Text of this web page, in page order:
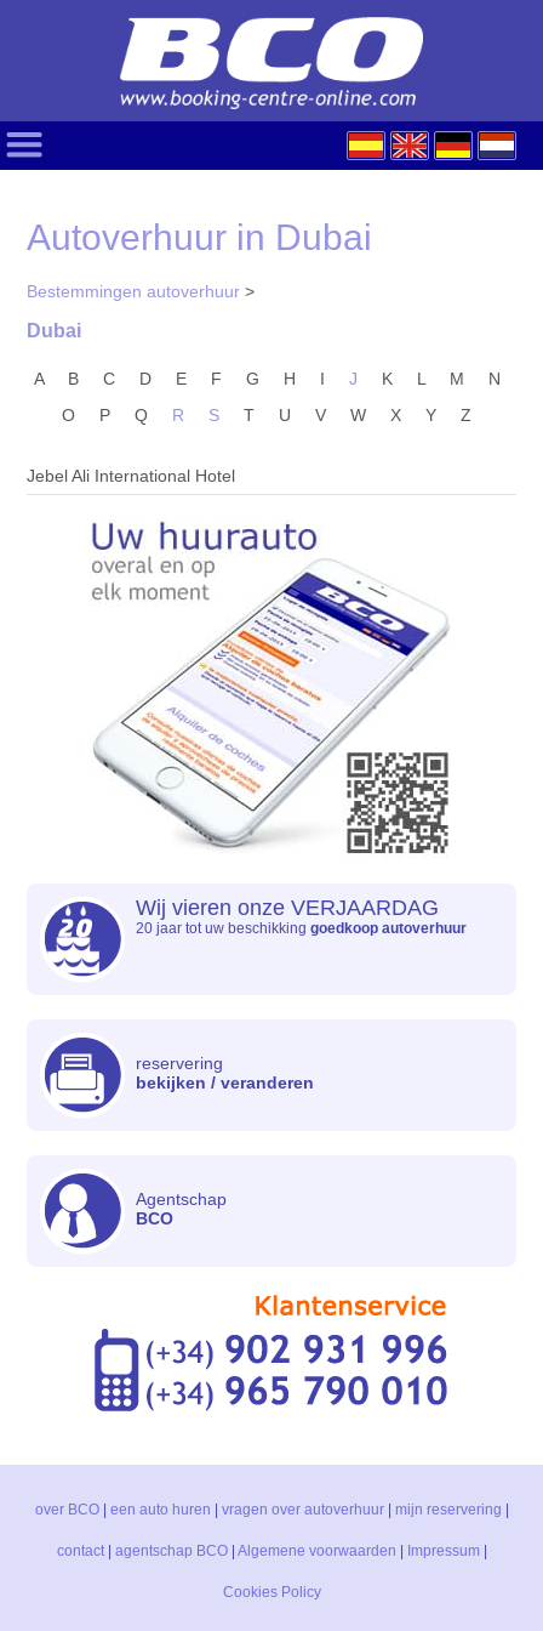
Autoverhuur in Dubai
Bestemmingen autoverhuur >
Dubai
A B C D E F G H I J K L M
N
O
P Q R S T U V W X Y Z
Jebel Ali International Hotel
Wij vieren onze VERJAARDAG
20 jaar tot uw beschikkinggoedkoop autoverhuur
reservering
bekijken / veranderen
Agentschap
BCO
over BCO| een auto huren | vragen over autoverhuur| mijn reservering |
contact| agentschap BCO| Algemene voorwaarden | Impressum|
Cookies Policy